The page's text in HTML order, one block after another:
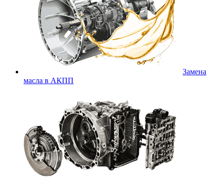
Замена
масла в АКПП